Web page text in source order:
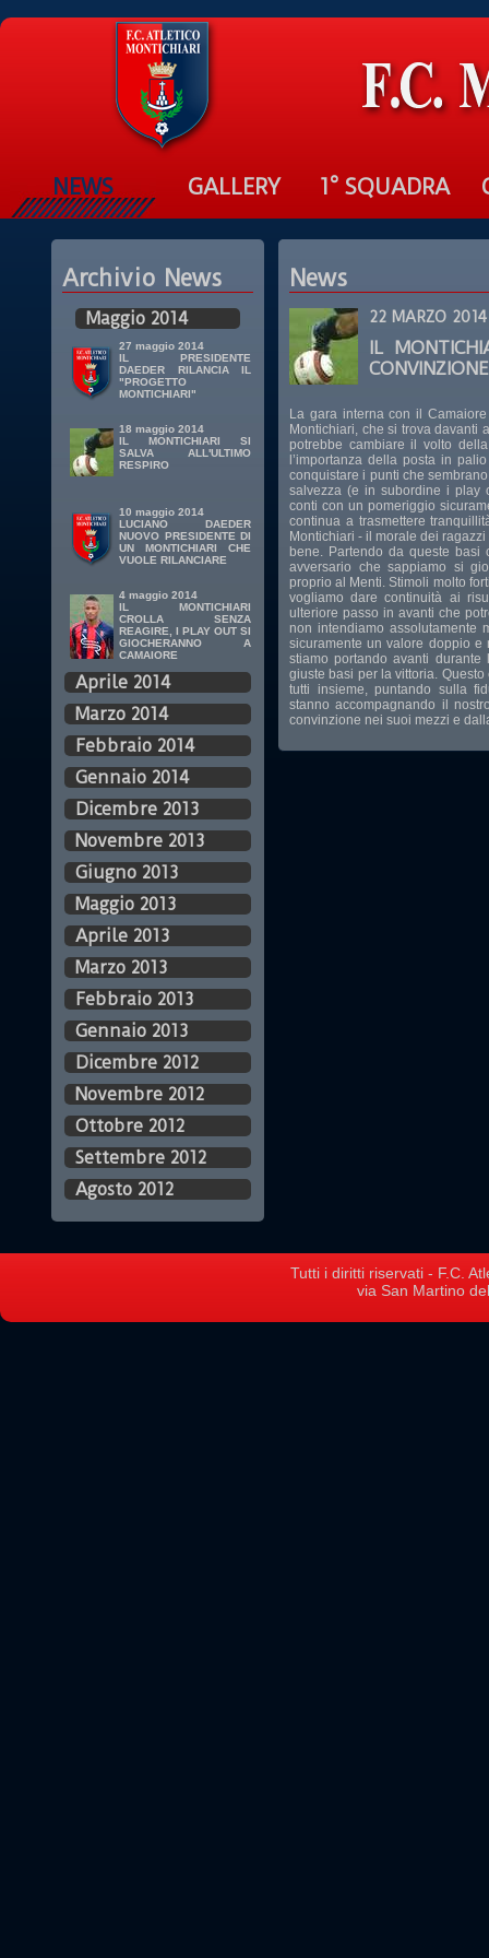
NEWS GALLERY 1° SQUADRA
Archivio News
Maggio 2014
27 maggio 2014
IL PRESIDENTE
DAEDER RILANCIA IL
"PROGETTO
MONTICHIARI"
18 maggio 2014
IL MONTICHIARI SI
SALVA ALL'ULTIMO
RESPIRO
10 maggio 2014
LUCIANO DAEDER
NUOVO PRESIDENTE DI
UN MONTICHIARI CHE
VUOLE RILANCIARE
4 maggio 2014
IL MONTICHIARI
CROLLA SENZA
REAGIRE, I PLAY OUT SI
GIOCHERANNO A
CAMAIORE
Aprile 2014
Marzo 2014
Febbraio 2014
Gennaio 2014
Dicembre 2013
Novembre 2013
Giugno 2013
Maggio 2013
Aprile 2013
Marzo 2013
Febbraio 2013
Gennaio 2013
Dicembre 2012
Novembre 2012
Ottobre 2012
Settembre 2012
Agosto 2012
News
22 MARZO 2014
IL
La gara interna con il
Montichiari, che si trova davanti
potrebbe cambiare il volto
l’importanza della posta in
conquistare i punti che
salvezza (e in subordine i play
conti con un pomeriggio
continua a trasmettere
Montichiari - il morale dei
bene. Partendo da queste basi
avversario che sappiamo si
proprio al Menti. Stimoli molto
vogliamo dare continuità ai
ulteriore passo in avanti che
non intendiamo assolutamente
sicuramente un valore doppio
stiamo portando avanti
giuste basi per la vittoria.
tutti insieme, puntando sulla
stanno accompagnando il
convinzione nei suoi mezzi e
Tutti i diritti riservati - F.C.
via San Martino